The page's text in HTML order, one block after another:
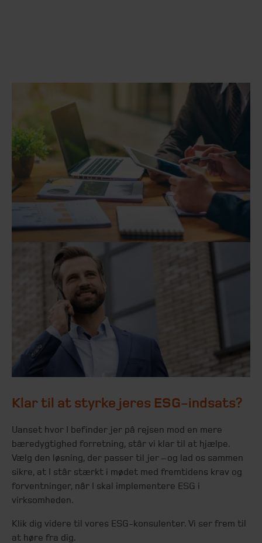
Klar til at styrke jeres ESG-indsats?
Uanset hvor I befinder jer på rejsen mod en mere
bæredygtighed forretning, står vi klar til at hjælpe.
Vælg den løsning, der passer til jer – og lad os sammen
sikre, at I står stærkt i mødet med fremtidens krav og
forventninger, når I skal implementere ESG i
virksomheden.
Klik dig videre til vores ESG-konsulenter. Vi ser frem til
at høre fra dig.